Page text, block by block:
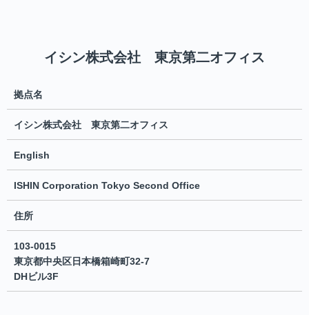
イシン株式会社 東京第二オフィス
拠点名
イシン株式会社 東京第二オフィス
English
ISHIN Corporation Tokyo Second Office
住所
103-0015
東京都中央区日本橋箱崎町32-7
DHビル3F